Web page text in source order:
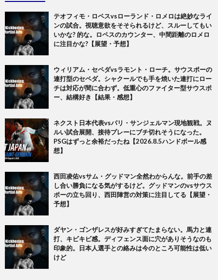
テオフィモ・ロペスvsローランド・ロメロは絶妙なライ
ンの試合。視聴意欲をそそられるけど、スルーしてもい
いかな? 的な。ロペスのカウンター、中間距離のロメロ
に注目かな?【展望・予想】
ウィリアム・セペダvsラモント・ローチ。サウスポーの
連打型のセペダ。シャクールでも手を焼いた連打にロー
チは対応が間に合わず。低重心のファイター型サウスポ
ー、結構好き【結果・感想】
ネクスト日本代表vsパリ・サンジェルマン現地観戦。ヌ
ルい試合展開、接待プレーにブチ切れそうになった。
PSGはずっと余裕だったね【2026.8.5ハンドボール感
想】
西田凌佑vsサム・グッドマン全然わからんな。前手の差
し合い勝負になる気がするけど。グッドマンのvsサウス
ポーの立ち回り、西田陣営の対策に注目してる【展望・
予想】
ダヤン・ゴンザレスが好みすぎてたまらない。馬力と連
打、キビキビ感。ディフェンス面に穴がありそうなのも
印象的。日本人選手との絡みは今のところ可能性は低い
けど